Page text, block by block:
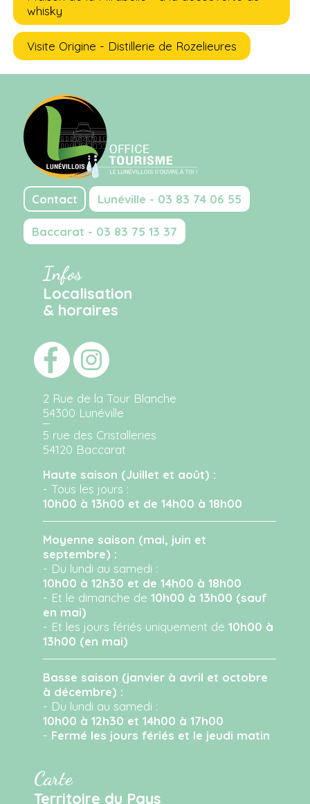
whisky
Visite Origine - Distillerie de Rozelieures
Contact Lunéville - 03 83 74 06 55
Baccarat - 03 83 75 13 37
Infos
Localisation
& horaires
2 Rue de la Tour Blanche
54300 Lunéville
5 rue des Cristalleries
54120 Baccarat
Haute saison (Juillet et août) :
- Tous les jours :
10h00 à 13h00 et de 14h00 à 18h00
Moyenne saison (mai, juin et
septembre) :
- Du lundi au samedi :
10h00 à 12h30 et de 14h00 à 18h00
- Et le dimanche de10h00 à 13h00 (sauf
en mai)
- Et les jours fériés uniquement de10h00 à
13h00 (en mai)
Basse saison (janvier à avril et octobre
à décembre) :
- Du lundi au samedi :
10h00 à 12h30 et 14h00 à 17h00
- Fermé les jours fériés et le jeudi matin
Carte
Territoire du Pays